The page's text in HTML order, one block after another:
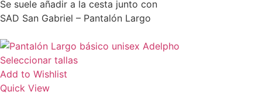
Se suele añadir a la cesta junto con
SAD San Gabriel – Pantalón Largo
Seleccionar tallas
Add to Wishlist
Quick View